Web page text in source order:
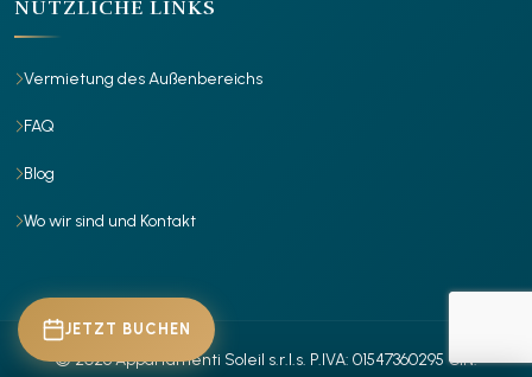
NÜTZLICHE LINKS
Vermietung des Außenbereichs
FAQ
Blog
Wo wir sind und Kontakt
© 2026 Appartamenti Soleil s.r.l.s. P.IVA: 01547360295 CIN:
JETZT BUCHEN